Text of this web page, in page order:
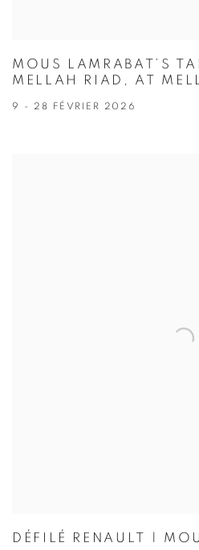
MOUS LAMRABAT’S
MELLAH RIAD, AT
9 - 28 FÉVRIER 2026
DÉFILÉ RENAULT |